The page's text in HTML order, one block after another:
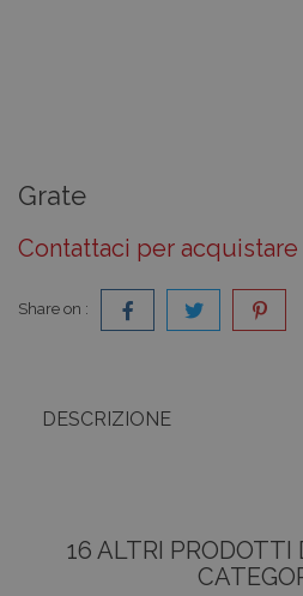
Grate
Contattaci per
Share on :
DESCRIZIONE
16 ALTRI PRODOTTI